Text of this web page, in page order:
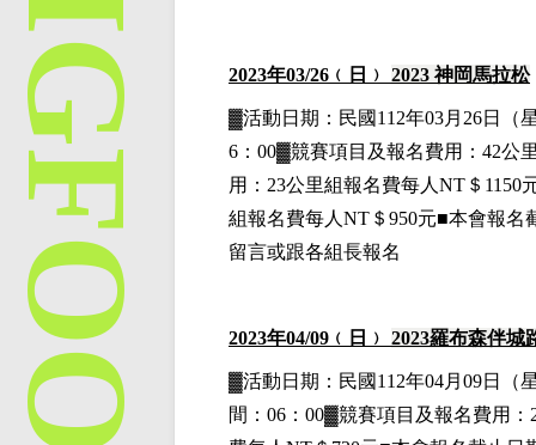
2023年03/26 ﹙日﹚ 2023 神岡馬拉松
▓活動日期： 民國112年03月26日
（
6：00▓競賽項目 及報名費用 ：42公
用 ：23公里組報名費每人NT＄1150
組報名費每人NT＄950元■本會報名
留言或跟各組長報名
2023年04/09 ﹙日﹚ 2023羅布森伴城
▓活動日期： 民國112年04月09日
（
間：06：00▓競賽項目 及報名費用